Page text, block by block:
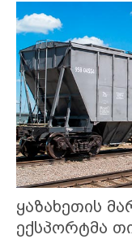
ყაზახეთის
ექსპორტმა